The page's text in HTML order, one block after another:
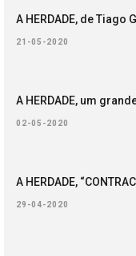
A HERDADE, de Tiago
21-05-2020
A HERDADE, um
02-05-2020
A HERDADE,
29-04-2020